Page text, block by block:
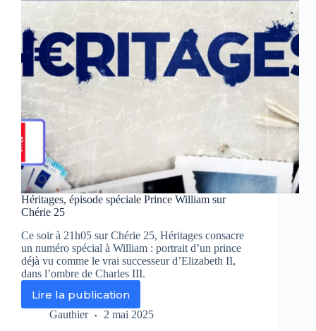
sulfureuses
ont
choqué
la
Héritages, épisode spéciale Prince William sur
Chérie 25
Ce soir à 21h05 sur Chérie 25, Héritages consacre
un numéro spécial à William : portrait d’un prince
déjà vu comme le vrai successeur d’Elizabeth II,
dans l’ombre de Charles III.
Lire la publication
Héritages,
épisode
Gauthier 2 mai 2025